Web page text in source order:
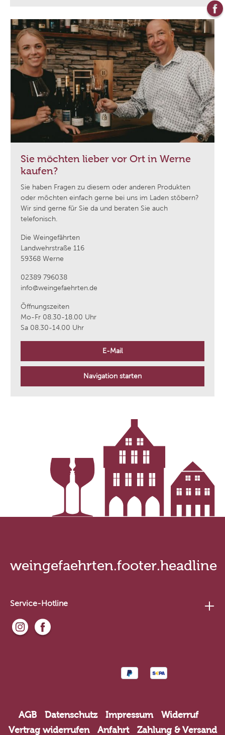
Sie möchten lieber vor Ort in Werne
kaufen?
Sie haben Fragen zu diesem oder anderen Produkten
oder möchten einfach gerne bei uns im Laden stöbern?
Wir sind gerne für Sie da und beraten Sie auch
telefonisch.
Die Weingefährten
Landwehrstraße 116
59368 Werne
02389 796038
info@weingefaehrten.de
Öffnungszeiten
Mo-Fr 08.30-18.00 Uhr
Sa 08.30-14.00 Uhr
E-Mail
Navigation starten
weingefaehrten.footer.headline
Service-Hotline
AGB Datenschutz Impressum
Widerruf
Vertrag widerrufen
Anfahrt Zahlung & Versand